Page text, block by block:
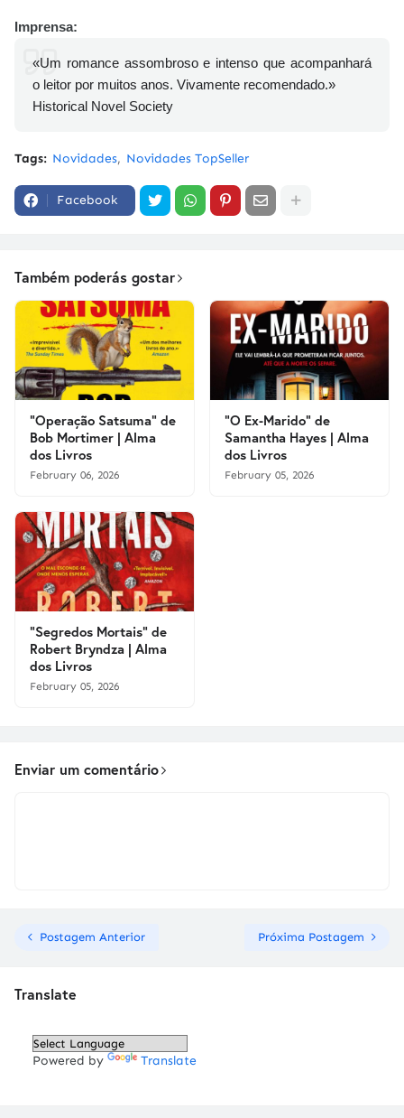
Imprensa:
«Um romance assombroso e intenso que acompanhará
o leitor por muitos anos. Vivamente recomendado.»
Historical Novel Society
Tags: Novidades Novidades TopSeller
Facebook
Também poderás gostar
"Operação Satsuma" de
Bob Mortimer | Alma
dos Livros
February 06, 2026
"O Ex-Marido" de
Samantha Hayes | Alma
dos Livros
February 05, 2026
"Segredos Mortais" de
Robert Bryndza | Alma
dos Livros
February 05, 2026
Enviar um comentário
Postagem Anterior Próxima Postagem
Translate
Powered by Translate